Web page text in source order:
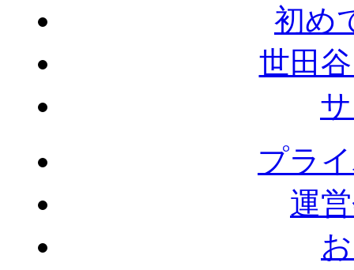
初め
世田
プラ
運